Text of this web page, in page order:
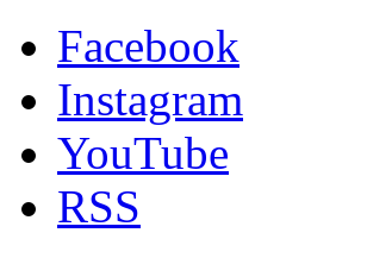
Facebook
Instagram
YouTube
RSS